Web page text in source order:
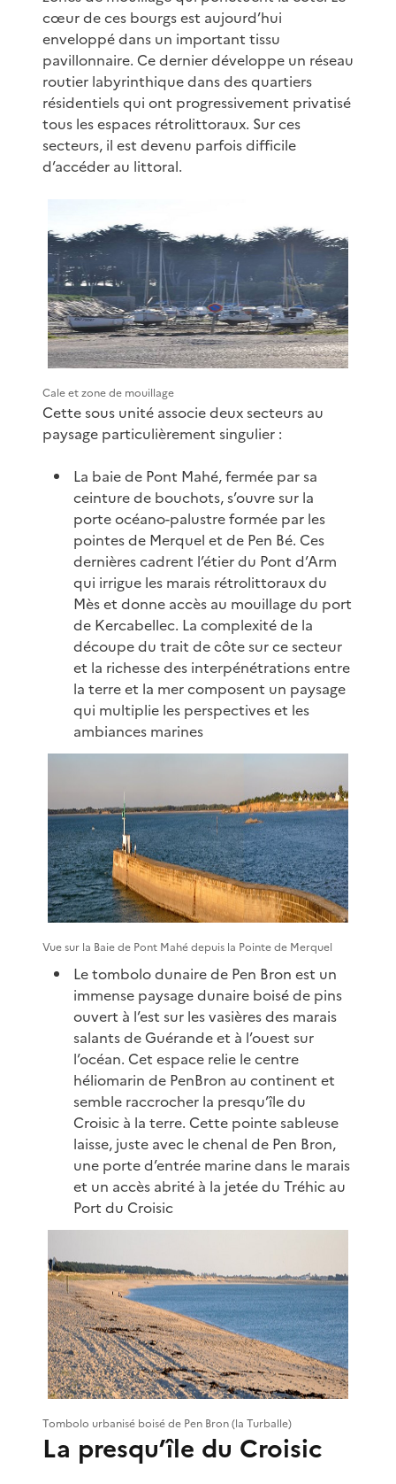
cœur de ces bourgs est aujourd’hui
enveloppé dans un important tissu
pavillonnaire. Ce dernier développe un réseau
routier labyrinthique dans des quartiers
résidentiels qui ont progressivement privatisé
tous les espaces rétrolittoraux. Sur ces
secteurs, il est devenu parfois difficile
d’accéder au littoral.
Cale et zone de mouillage
Cette sous unité associe deux secteurs au
paysage particulièrement singulier :
La baie de Pont Mahé, fermée par sa
ceinture de bouchots, s’ouvre sur la
porte océano-palustre formée par les
pointes de Merquel et de Pen Bé. Ces
dernières cadrent l’étier du Pont d’Arm
qui irrigue les marais rétrolittoraux du
Mès et donne accès au mouillage du port
de Kercabellec. La complexité de la
découpe du trait de côte sur ce secteur
et la richesse des interpénétrations entre
la terre et la mer composent un paysage
qui multiplie les perspectives et les
ambiances marines
Vue sur la Baie de Pont Mahé depuis la Pointe de Merquel
Le tombolo dunaire de Pen Bron est un
immense paysage dunaire boisé de pins
ouvert à l’est sur les vasières des marais
salants de Guérande et à l’ouest sur
l’océan. Cet espace relie le centre
héliomarin de PenBron au continent et
semble raccrocher la presqu’île du
Croisic à la terre. Cette pointe sableuse
laisse, juste avec le chenal de Pen Bron,
une porte d’entrée marine dans le marais
et un accès abrité à la jetée du Tréhic au
Port du Croisic
Tombolo urbanisé boisé de Pen Bron (la Turballe)
La presqu’île du Croisic